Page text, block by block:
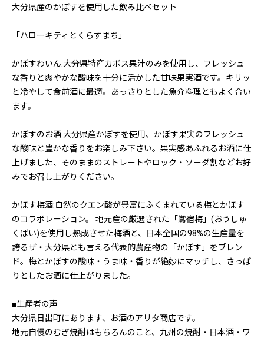
大分県産のかぼすを使用した飲み比べセット
「ハローキティとくらすまち」
かぼすわいん:大分県特産カボス果汁のみを使用し、フレッシュ
な香りと爽やかな酸味を十分に活かした甘味果実酒です。キリッ
と冷やして食前酒に最適。あっさりとした魚介料理ともよく合い
ます。
かぼすのお酒:大分県産かぼすを使用、かぼす果実のフレッシュ
な酸味と豊かな香りをお楽しみ下さい。果実感あふれるお酒に仕
上げました、そのままのストレートやロック・ソーダ割などお好
みでお召し上がりください。
かぼす梅酒:自然のクエン酸が豊富にふくまれている梅とかぼす
のコラボレーション。 地元産の厳選された「鴬宿梅」(おうしゅ
くばい)を使用し熟成させた梅酒と、日本全国の98%の生産量を
誇るザ・大分県とも言える代表的農産物の「かぼす」をブレン
ド。梅とかぼすの酸味・うま味・香りが絶妙にマッチし、さっぱ
りとしたお酒に仕上がりました。
■生産者の声
大分県日出町にあります、お酒のアリタ商店です。
地元自慢のむぎ焼酎はもちろんのこと、九州の焼酎・日本酒・ワ